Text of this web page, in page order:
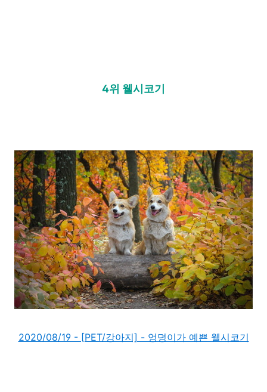
4위 웰시코기
2020/08/19 - [PET/강아지] - 엉덩이가 예쁜 웰시코기